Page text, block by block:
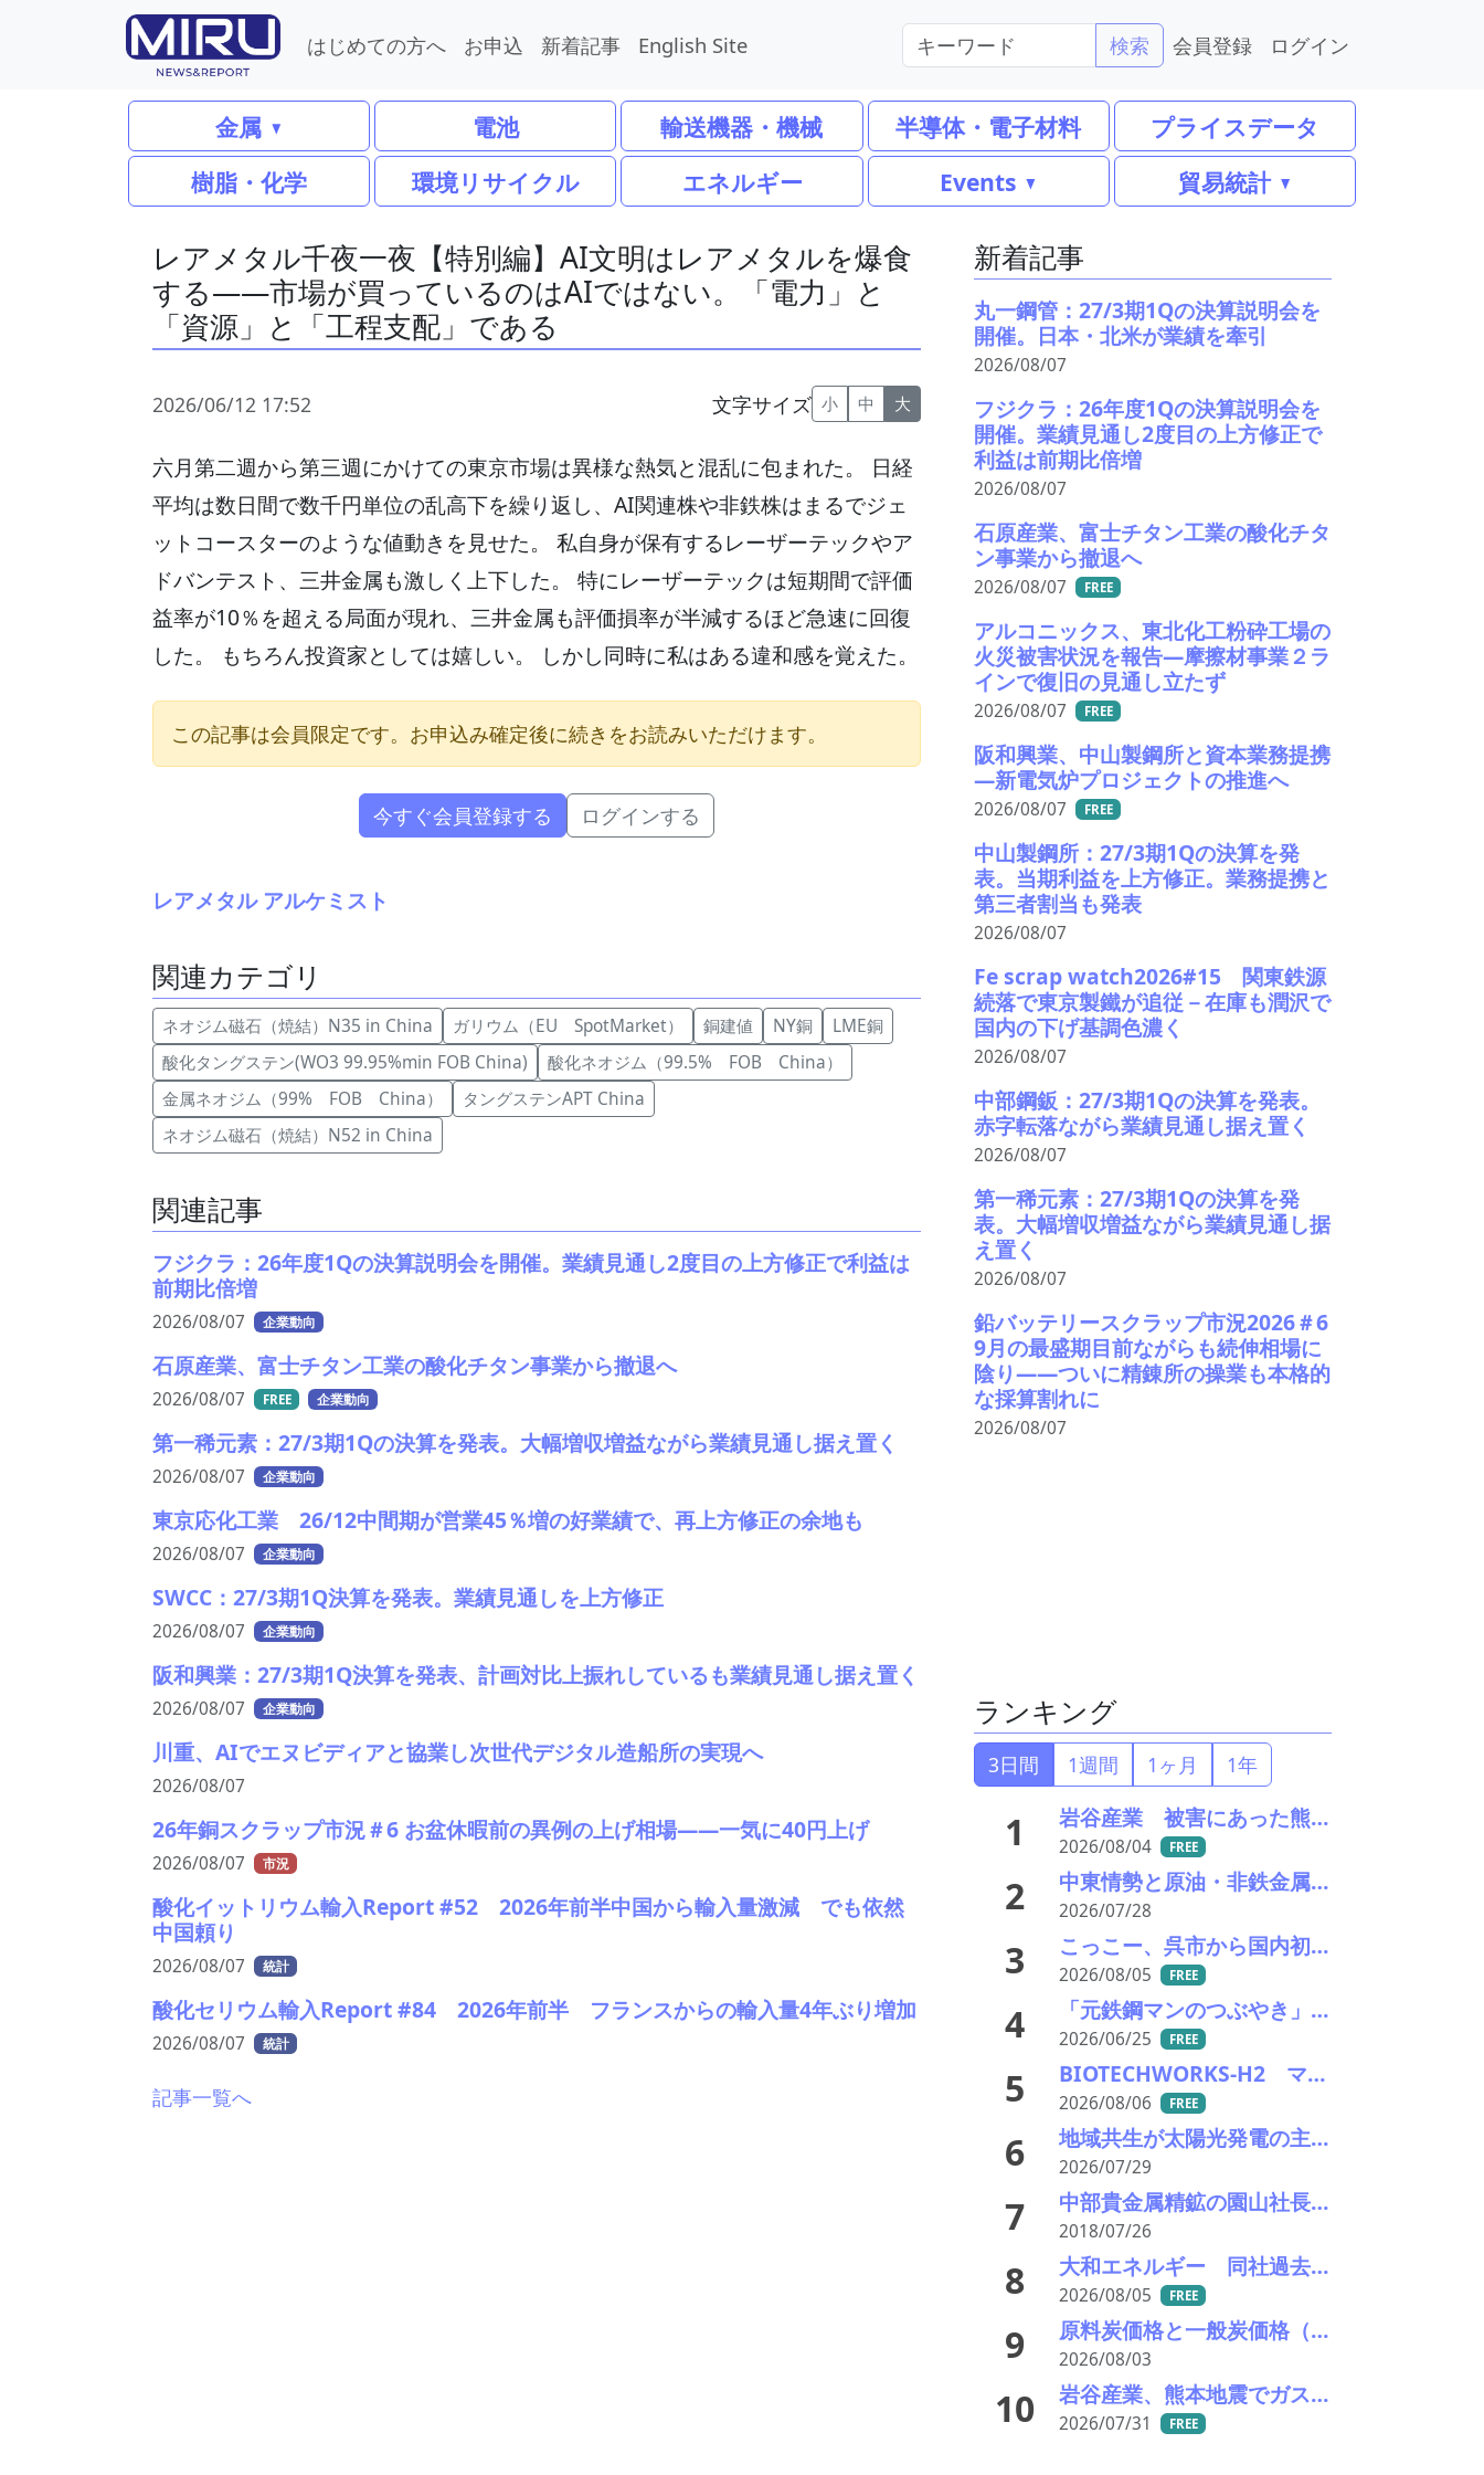
はじめての方へ お申込 新着記事 English Site 検索 会員登録 ログイン
金属 電池 輸送機器・機械 半導体・電子材料
プライスデータ
樹脂・化学
環境リサイクル エネルギー Events 貿易統計
レアメタル千夜一夜【特別編】AI文明はレアメタルを爆食
する――市場が買っているのはAIではない。「電力」と
「資源」と「工程支配」である
2026/06/12 17:52 文字サイズ 小 中 大
六月第二週から第三週にかけての東京市場は異様な熱気と混乱に包まれた。 日経
平均は数日間で数千円単位の乱高下を繰り返し、AI関連株や非鉄株はまるでジェ
ットコースターのような値動きを見せた。 私自身が保有するレーザーテックやア
ドバンテスト、三井金属も激しく上下した。 特にレーザーテックは短期間で評価
益率が10％を超える局面が現れ、三井金属も評価損率が半減するほど急速に回復
した。 もちろん投資家としては嬉しい。 しかし同時に私はある違和感を覚えた。
この記事は会員限定です。お申込み確定後に続きをお読みいただけます。
今すぐ会員登録する ログインする
レアメタル アルケミスト
関連カテゴリ
ネオジム磁石（焼結）N35 in China ガリウム（EU SpotMarket） 銅建値 NY銅
LME銅
酸化タングステン(WO3 99.95%min FOB China)
酸化ネオジム（99.5% FOB China）
金属ネオジム（99% FOB China）
タングステンAPT China
ネオジム磁石（焼結）N52 in China
関連記事
フジクラ：26年度1Qの決算説明会を開催。業績見通し2度目の上方修正で利益は
前期比倍増
2026/08/07 企業動向
石原産業、富士チタン工業の酸化チタン事業から撤退へ
2026/08/07 FREE 企業動向
第一稀元素：27/3期1Qの決算を発表。大幅増収増益ながら業績見通し据え置く
2026/08/07 企業動向
東京応化工業 26/12中間期が営業45％増の好業績で、再上方修正の余地も
2026/08/07 企業動向
SWCC：27/3期1Q決算を発表。業績見通しを上方修正
2026/08/07 企業動向
阪和興業：27/3期1Q決算を発表、計画対比上振れしているも業績見通し据え置く
2026/08/07 企業動向
川重、AIでエヌビディアと協業し次世代デジタル造船所の実現へ
2026/08/07
26年銅スクラップ市況＃6 お盆休暇前の異例の上げ相場――一気に40円上げ
2026/08/07 市況
酸化イットリウム輸入Report #52 2026年前半中国から輸入量激減 でも依然
中国頼り
2026/08/07 統計
酸化セリウム輸入Report #84 2026年前半 フランスからの輸入量4年ぶり増加
2026/08/07 統計
記事一覧へ
新着記事
丸一鋼管：27/3期1Qの決算説明会を
開催。日本・北米が業績を牽引
2026/08/07
フジクラ：26年度1Qの決算説明会を
開催。業績見通し2度目の上方修正で
利益は前期比倍増
2026/08/07
石原産業、富士チタン工業の酸化チタ
ン事業から撤退へ
2026/08/07 FREE
アルコニックス、東北化工粉砕工場の
火災被害状況を報告―摩擦材事業２ラ
インで復旧の見通し立たず
2026/08/07 FREE
阪和興業、中山製鋼所と資本業務提携
―新電気炉プロジェクトの推進へ
2026/08/07 FREE
中山製鋼所：27/3期1Qの決算を発
表。当期利益を上方修正。業務提携と
第三者割当も発表
2026/08/07
Fe scrap watch2026#15 関東鉄源
続落で東京製鐵が追従－在庫も潤沢で
国内の下げ基調色濃く
2026/08/07
中部鋼鈑：27/3期1Qの決算を発表。
赤字転落ながら業績見通し据え置く
2026/08/07
第一稀元素：27/3期1Qの決算を発
表。大幅増収増益ながら業績見通し据
え置く
2026/08/07
鉛バッテリースクラップ市況2026＃6
9月の最盛期目前ながらも続伸相場に
陰り――ついに精錬所の操業も本格的
な採算割れに
2026/08/07
ランキング
3日間 1週間 1ヶ月 1年
1 岩谷産業 被害にあった熊本ガスセンターの稼働を再開
2026/08/04 FREE
2 中東情勢と原油・非鉄金属市況の行方――エモリファンドマネジメントの江守哲氏に聞く
2026/07/28
3 こっこー、呉市から国内初の「グリーン水素×資源再生」モデル構築に向けた実証実験を開始
2026/08/05 FREE
4 「元鉄鋼マンのつぶやき」アーカイブ
2026/06/25 FREE
5 BIOTECHWORKS-H2 マレーシア／廃棄物起源水素製造事業実施可能性調査事業が、経産省の令7年補正グローバルサウス未来志向型共創等事業費補助金に採択
2026/08/06 FREE
6 地域共生が太陽光発電の主電源化を加速——REASP佐藤代表が経産省に要請
2026/07/29
7 中部貴金属精鉱の園山社長ら 水質汚濁防止法違反の疑いで逮捕さる
2018/07/26
8 大和エネルギー 同社過去最大規模となる太陽光発電所のリパワリングを実施
2026/08/05 FREE
9 原料炭価格と一般炭価格（7/31）
2026/08/03
10 岩谷産業、熊本地震でガス容器転倒などの影響－救援物資の出荷も実施
2026/07/31 FREE